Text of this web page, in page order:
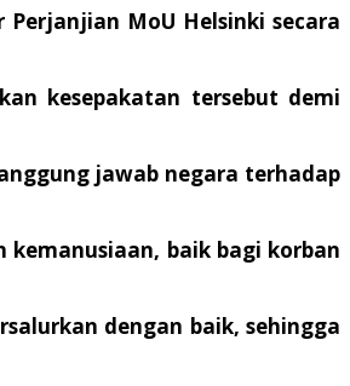
MoU Helsinki secara
kesepakatan tersebut demi
jawab negara terhadap
baik bagi korban
dengan baik, sehingga